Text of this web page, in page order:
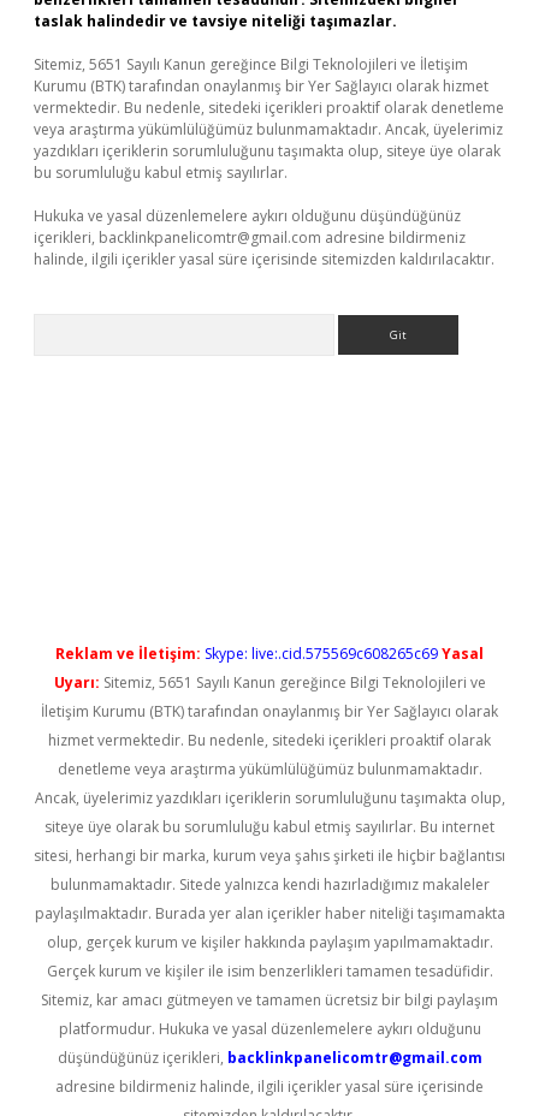
taslak halindedir ve tavsiye niteliği taşımazlar.
Sitemiz, 5651 Sayılı Kanun gereğince Bilgi Teknolojileri ve İletişim
Kurumu (BTK) tarafından onaylanmış bir Yer Sağlayıcı olarak hizmet
vermektedir. Bu nedenle, sitedeki içerikleri proaktif olarak denetleme
veya araştırma yükümlülüğümüz bulunmamaktadır. Ancak, üyelerimiz
yazdıkları içeriklerin sorumluluğunu taşımakta olup, siteye üye olarak
bu sorumluluğu kabul etmiş sayılırlar.
Hukuka ve yasal düzenlemelere aykırı olduğunu düşündüğünüz
içerikleri, backlinkpanelicomtr@gmail.com adresine bildirmeniz
halinde, ilgili içerikler yasal süre içerisinde sitemizden kaldırılacaktır.
Reklam ve İletişim: Skype: live:.cid.575569c608265c69Yasal
Uyarı: Sitemiz, 5651 Sayılı Kanun gereğince Bilgi Teknolojileri ve
İletişim Kurumu (BTK) tarafından onaylanmış bir Yer Sağlayıcı olarak
hizmet vermektedir. Bu nedenle, sitedeki içerikleri proaktif olarak
denetleme veya araştırma yükümlülüğümüz bulunmamaktadır.
Ancak, üyelerimiz yazdıkları içeriklerin sorumluluğunu taşımakta olup,
siteye üye olarak bu sorumluluğu kabul etmiş sayılırlar. Bu internet
sitesi, herhangi bir marka, kurum veya şahıs şirketi ile hiçbir bağlantısı
bulunmamaktadır. Sitede yalnızca kendi hazırladığımız makaleler
paylaşılmaktadır. Burada yer alan içerikler haber niteliği taşımamakta
olup, gerçek kurum ve kişiler hakkında paylaşım yapılmamaktadır.
Gerçek kurum ve kişiler ile isim benzerlikleri tamamen tesadüfidir.
Sitemiz, kar amacı gütmeyen ve tamamen ücretsiz bir bilgi paylaşım
platformudur. Hukuka ve yasal düzenlemelere aykırı olduğunu
düşündüğünüz içerikleri, backlinkpanelicomtr@gmail.com
adresine bildirmeniz halinde, ilgili içerikler yasal süre içerisinde